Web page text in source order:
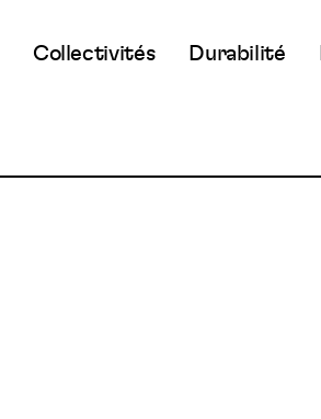
Collectivités Durabilité